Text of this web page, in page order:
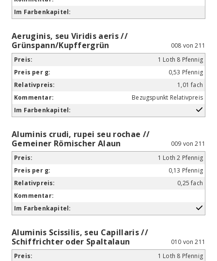
Aeruginis, seu Viridis aeris //
Grünspann/Kupffergrün
008 von 211
1 Loth 8 Pfennig
0,53 Pfennig
1,01 fach
Bezugspunkt Relativpreis
Aluminis crudi, rupei seu rochae //
Gemeiner Römischer Alaun
009 von 211
1 Loth 2 Pfennig
0,13 Pfennig
0,25 fach
Aluminis Scissilis, seu Capillaris //
Schiffrichter oder Spaltalaun
010 von 211
1 Loth 8 Pfennig